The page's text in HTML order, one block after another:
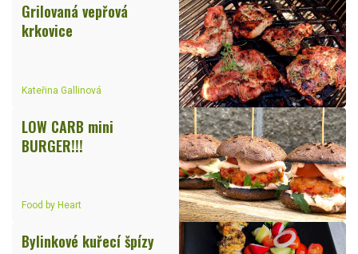
Grilovaná vepřová
krkovice
Kateřina Gallinová
LOW CARB mini
BURGER!!!
Food by Heart
Bylinkové kuřecí špízy